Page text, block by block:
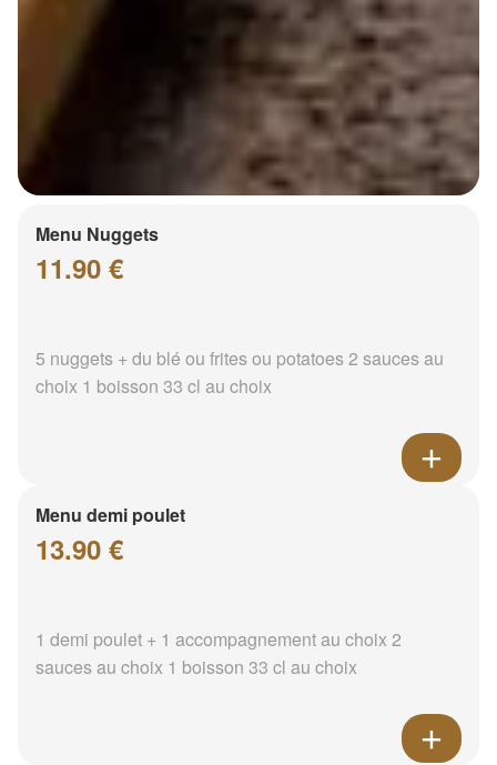
Menu Nuggets
11.90 €
5 nuggets + du blé ou frites ou potatoes 2 sauces au
choix 1 boisson 33 cl au choix
Menu demi poulet
13.90 €
1 demi poulet + 1 accompagnement au choix 2
sauces au choix 1 boisson 33 cl au choix